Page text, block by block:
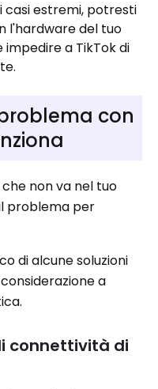
casi estremi, potresti
l'hardware del tuo
a TikTok di
con
non va nel tuo
problema per
di alcune soluzioni
a
connettività di